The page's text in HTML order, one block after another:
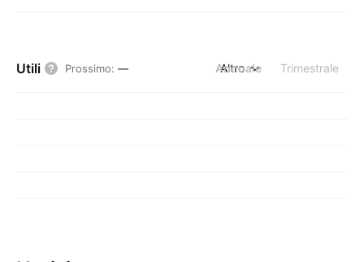
Utili Prossimo: — Annuale Trimestrale
Altro